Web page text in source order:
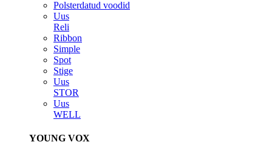
Polsterdatud voodid
Uus
Reli
Ribbon
Simple
Spot
Stige
Uus
STOR
Uus
WELL
YOUNG VOX